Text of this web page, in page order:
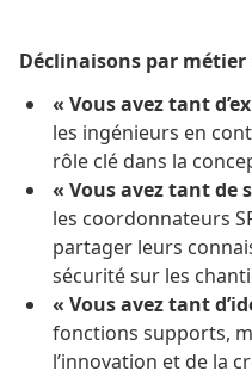
Déclinaisons par métier
« Vous avez tant
les ingénieurs en
rôle clé dans la
« Vous avez tant de
les coordonnateurs
partager leurs
sécurité sur les
« Vous avez tant
fonctions supports,
l’innovation et de la